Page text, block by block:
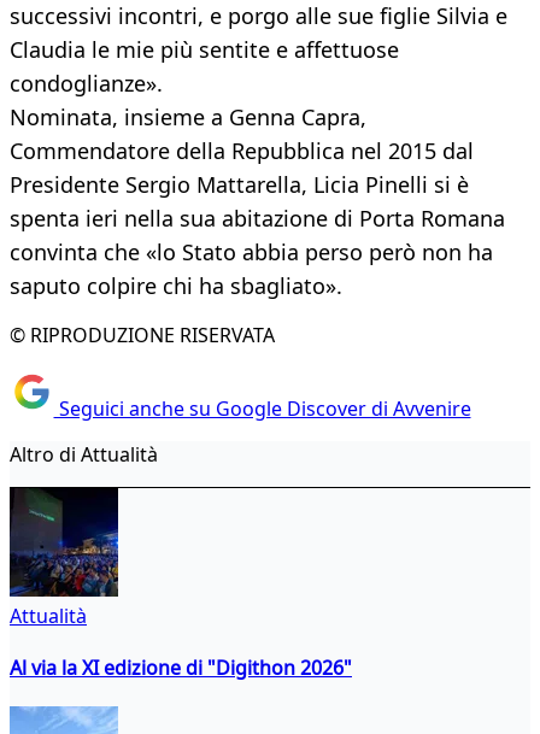
successivi incontri, e porgo alle sue figlie Silvia e
Claudia le mie più sentite e affettuose
condoglianze».
Nominata, insieme a Genna Capra,
Commendatore della Repubblica nel 2015 dal
Presidente Sergio Mattarella, Licia Pinelli si è
spenta ieri nella sua abitazione di Porta Romana
convinta che «lo Stato abbia perso però non ha
saputo colpire chi ha sbagliato».
© RIPRODUZIONE RISERVATA
Seguici anche su Google Discover di Avvenire
Altro di Attualità
Attualità
Al via la XI edizione di "Digithon 2026"